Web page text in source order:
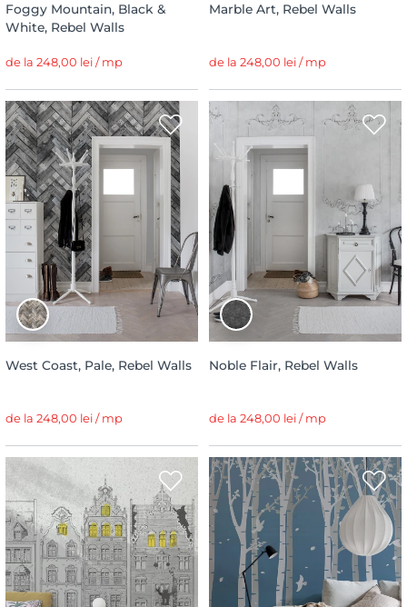
Foggy Mountain, Black &
White, Rebel Walls
de la 248,00 lei / mp
Marble Art, Rebel Walls
de la 248,00 lei / mp
West Coast, Pale, Rebel Walls
de la 248,00 lei / mp
Noble Flair, Rebel Walls
de la 248,00 lei / mp